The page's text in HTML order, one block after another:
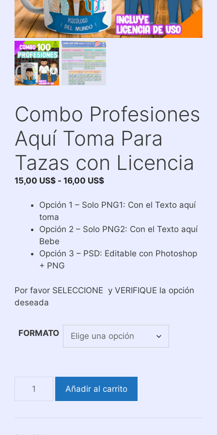
Combo Profesiones
Aquí Toma Para
Tazas con Licencia
15,00 US$ - 16,00 US$Rango
precios:
15,00 US$
16,00 US$
Opción 1 – Solo PNG1: Con el Texto aquí
toma
Opción 2 – Solo PNG2: Con el Texto aquí
Bebe
Opción 3 – PSD: Editable con Photoshop
+ PNG
Por favor SELECCIONE y VERIFIQUE la opción
deseada
FORMATO
Profesiones
Toma
Añadir al carrito